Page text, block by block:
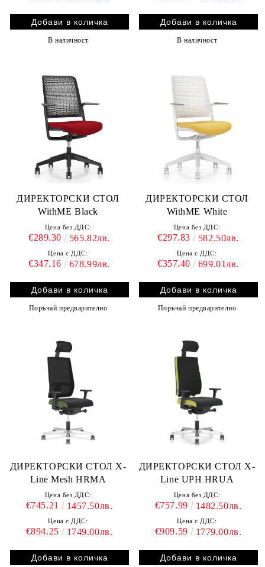
В наличност В наличност
ДИРЕКТОРСКИ СТОЛ
WithME Black
Цена без ДДС:
€289.30 565.82лв.
Цена с ДДС:
€347.16 678.99лв.
Поръчай предварително
ДИРЕКТОРСКИ СТОЛ
WithME White
Цена без ДДС:
€297.83 582.50лв.
Цена с ДДС:
€357.40 699.01лв.
Поръчай предварително
ДИРЕКТОРСКИ СТОЛ X-
Line Mesh HRMA
Цена без ДДС:
€745.21 1457.50лв.
Цена с ДДС:
€894.25 1749.00лв.
ДИРЕКТОРСКИ СТОЛ X-
Line UPH HRUA
Цена без ДДС:
€757.99 1482.50лв.
Цена с ДДС:
€909.59 1779.00лв.